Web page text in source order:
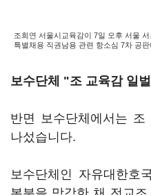
조희연 서울시교육감이 7일 오후 서울
특별채용 직권남용 관련 항소심 7차 공
보수단체 "조 교육감 일
반면 보수단체에서는
나섰습니다.
보수단체인 자유대한호